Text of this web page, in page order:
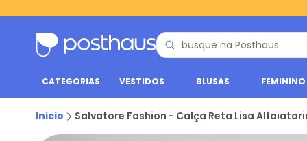
CATEGORIAS VESTIDOS BLUSAS FEMININO
Inicio Salvatore Fashion - Calça Reta Lisa